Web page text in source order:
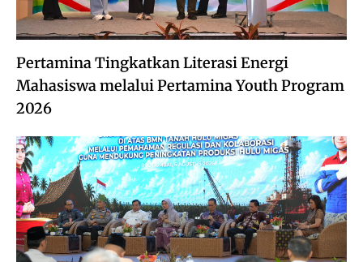
Pertamina Tingkatkan Literasi Energi
Mahasiswa melalui Pertamina Youth Program
2026